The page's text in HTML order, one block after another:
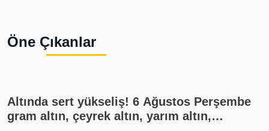
Öne Çıkanlar
Altında sert yükseliş! 6 Ağustos Perşembe
gram altın, çeyrek altın, yarım altın,